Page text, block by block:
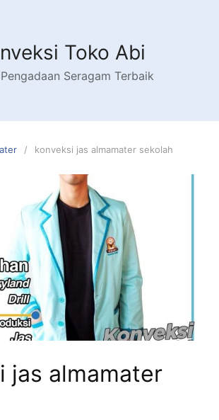
Toko Abi
Seragam Terbaik
konveksi jas almamater sekolah
jas almamater